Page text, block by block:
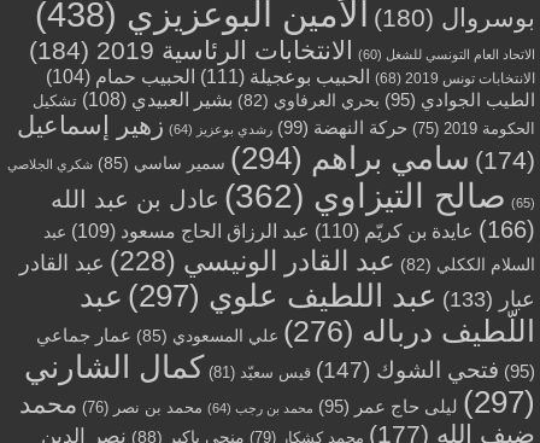
بوسروال (180) الأمين البوعزيزي (438)
الاتحاد العام التونسي للشغل (60) الانتخابات الرئاسية 2019 (184)
الانتخابات تونس 2019 (68) الحبيب بوعجيلة (111) الحبيب حمام (104)
الطيب الجوادي (95) بحري العرفاوي (82) بشير العبيدي (108)
تشكيل
الحكومة 2019
(75) حركة النهضة (99) رشدي بوعزيز (64)
زهير إسماعيل
(174)
سامي براهم (294) سمير ساسي (85) شكري الجلاصي
(65) صالح التيزاوي (362)
عادل بن عبد الله
(166)
عايدة بن كريّم (110) عبد الرزاق الحاج مسعود (109)
عبد
السلام الككلي (82) عبد القادر الونيسي (228)
عبد القادر
عبار (133) عبد اللطيف علوي (297)
عبد
اللّطيف درباله (276) علي المسعودي (85)
عمار جماعي
(95)
فتحي الشوك (147) قيس سعيّد (81)
كمال الشارني
(297)
ليلى حاج عمر (95) محمد بن رجب (64) محمد بن نصر (76)
محمد
ضيف الله (177) محمد كشكار (79) منجي باكير (88) نصر الدين